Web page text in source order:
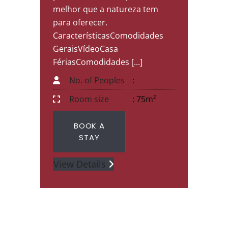
melhor que a natureza tem
para oferecer.
CaracterísticasComodidades
GeraisVídeoCasa
FériasComodidades [...]
No. of Peoples
:
Room size
: 75m²
BOOK A
STAY
View Details